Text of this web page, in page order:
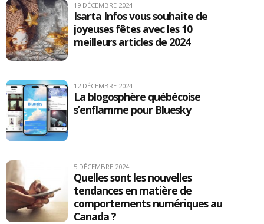
19 DÉCEMBRE 2024
Isarta Infos vous souhaite de
joyeuses fêtes avec les 10
meilleurs articles de 2024
12 DÉCEMBRE 2024
La blogosphère québécoise
s’enflamme pour Bluesky
5 DÉCEMBRE 2024
Quelles sont les nouvelles
tendances en matière de
comportements numériques au
Canada ?